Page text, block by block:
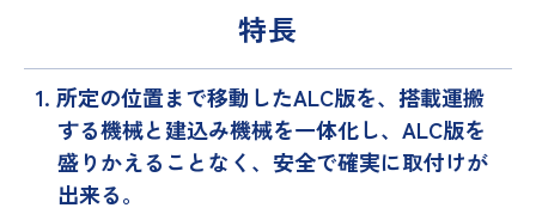
特長
1. 所定の位置まで移動したALC版を、搭載運搬
する機械と建込み機械を一体化し、ALC版を
盛りかえることなく、安全で確実に取付けが
出来る。